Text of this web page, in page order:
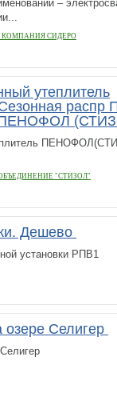
–
СИДЕРО
утеплитель
распр
ПЕНОФОЛ
"СТИЗОЛ"
Дешево
установки РПВ1
озере Селигер